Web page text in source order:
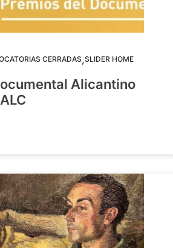
CERRADAS,SLIDER HOME
Alicantino